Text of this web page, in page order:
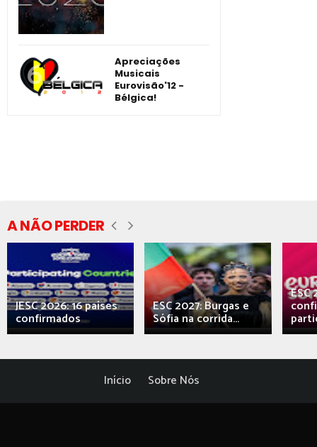
Apreciações
Musicais
Eurovisão'12 -
Bélgica!
A NÃO PERDER
JESC 2026: 16 países
confirmados
ESC 2027: Burgas e
Sófia na corrida...
ESC
Início Sobre Nós